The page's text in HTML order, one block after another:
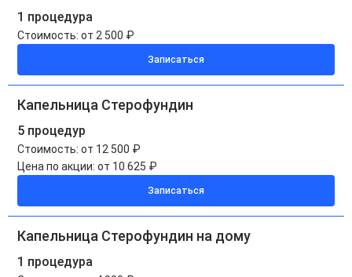
1 процедура
Стоимость: от 2 500 ₽
Записаться
Капельница Стерофундин
5 процедур
Стоимость: от 12 500 ₽
Цена по акции: от 10 625 ₽
Записаться
Капельница Стерофундин на дому
1 процедура